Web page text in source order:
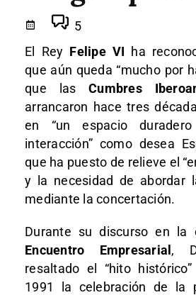
5
El Rey Felipe VI ha
que aún queda “mucho por
que las Cumbres
arrancaron hace tres
en “un espacio
interacción” como desea
que ha puesto de relieve el
y la necesidad de abordar
mediante la concertación.
Durante su discurso en la
Encuentro Empresarial ,
resaltado el “hito
1991 la celebración de la